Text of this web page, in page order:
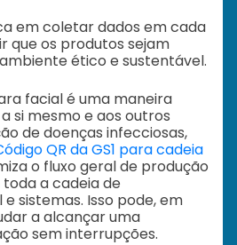
em coletar dados em cada
que os produtos sejam
ético e sustentável.
facial é uma maneira
si mesmo e aos outros
de doenças infecciosas,
QR da GS1 para cadeia
o fluxo geral de produção
a cadeia de
sistemas. Isso pode, em
a alcançar uma
sem interrupções.